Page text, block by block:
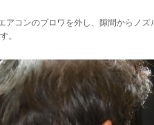
アコンのブロワを外し、隙間からノ
。